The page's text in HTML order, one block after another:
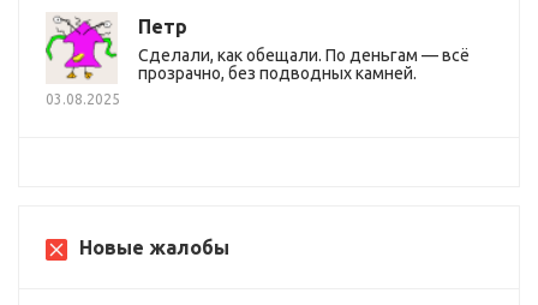
03.08.2025
Петр
Сделали, как обещали. По деньгам — всё
прозрачно, без подводных камней.
Новые жалобы